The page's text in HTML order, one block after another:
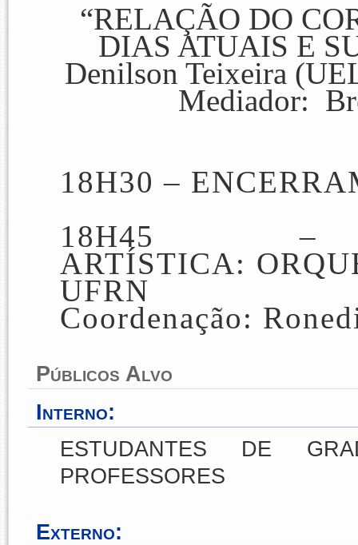
“RELAÇÃO DO
DIAS ATUAIS E
Denilson Teixeira
Mediador:
18H30 –
18H45 –
ARTÍSTICA:
UFRN
Coordenação:
Públicos Alvo
Interno:
ESTUDANTES DE
PROFESSORES
Externo: